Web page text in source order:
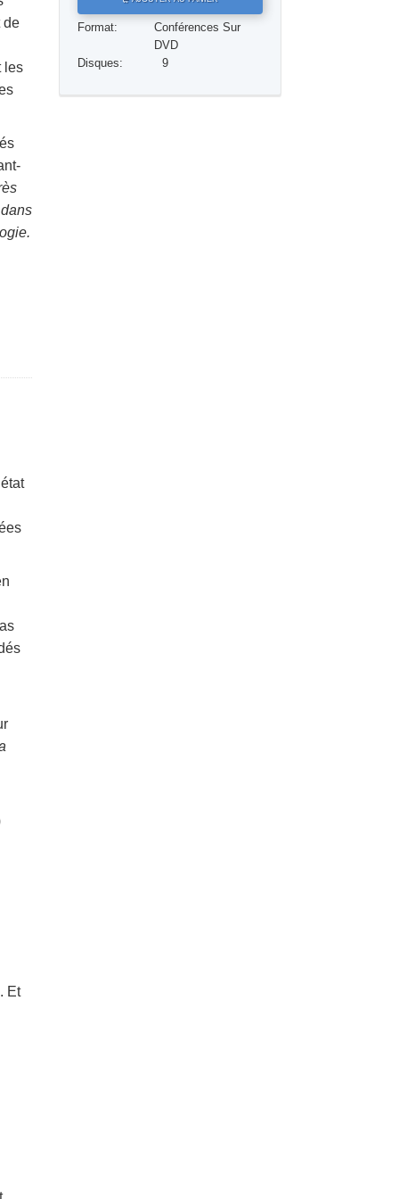
Réponses aux drogues
de
les
Format:
Conférences Sur
DVD
Disques:
9
Et